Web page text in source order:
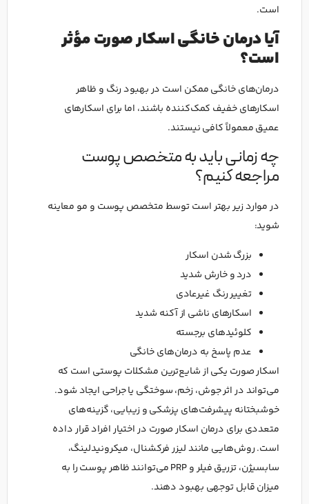
است.
آیا درمان خانگی اسکار صورت مؤثر
است؟
درمان‌های خانگی ممکن است در بهبود رنگ و ظاهر
اسکارهای خفیف کمک‌کننده باشند، اما برای اسکارهای
عمیق معمولاً کافی نیستند.
چه زمانی باید به متخصص پوست
مراجعه کنیم؟
در موارد زیر بهتر است توسط متخصص پوست و مو معاینه
شوید:
بزرگ شدن اسکار
درد و خارش شدید
تغییر رنگ غیرعادی
اسکارهای ناشی از آکنه شدید
کلوئیدهای برجسته
عدم پاسخ به درمان‌های خانگی
اسکار صورت یکی از شایع‌ترین مشکلات پوستی است که
می‌تواند در اثر جوش، زخم، سوختگی یا جراحی ایجاد شود.
خوشبختانه پیشرفت‌های پزشکی و زیبایی، گزینه‌های
متعددی برای درمان اسکار صورت در اختیار افراد قرار داده
است. روش‌هایی مانند لیزر فرکشنال، میکرونیدلینگ،
سابسیژن، تزریق فیلر و PRP می‌توانند ظاهر پوست را به
میزان قابل توجهی بهبود دهند.